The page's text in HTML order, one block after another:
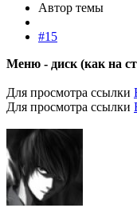
Автор темы
#15
Меню - диск (как на
Для просмотра ссылки
Для просмотра ссылки